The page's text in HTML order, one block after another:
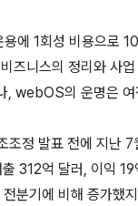
에 1회성 비용으로
즈니스의 정리와 사업
, webOS의 운명은 여
조정 발표 전에 지난 7
312억 달러, 이익
분기에 비해 증가했